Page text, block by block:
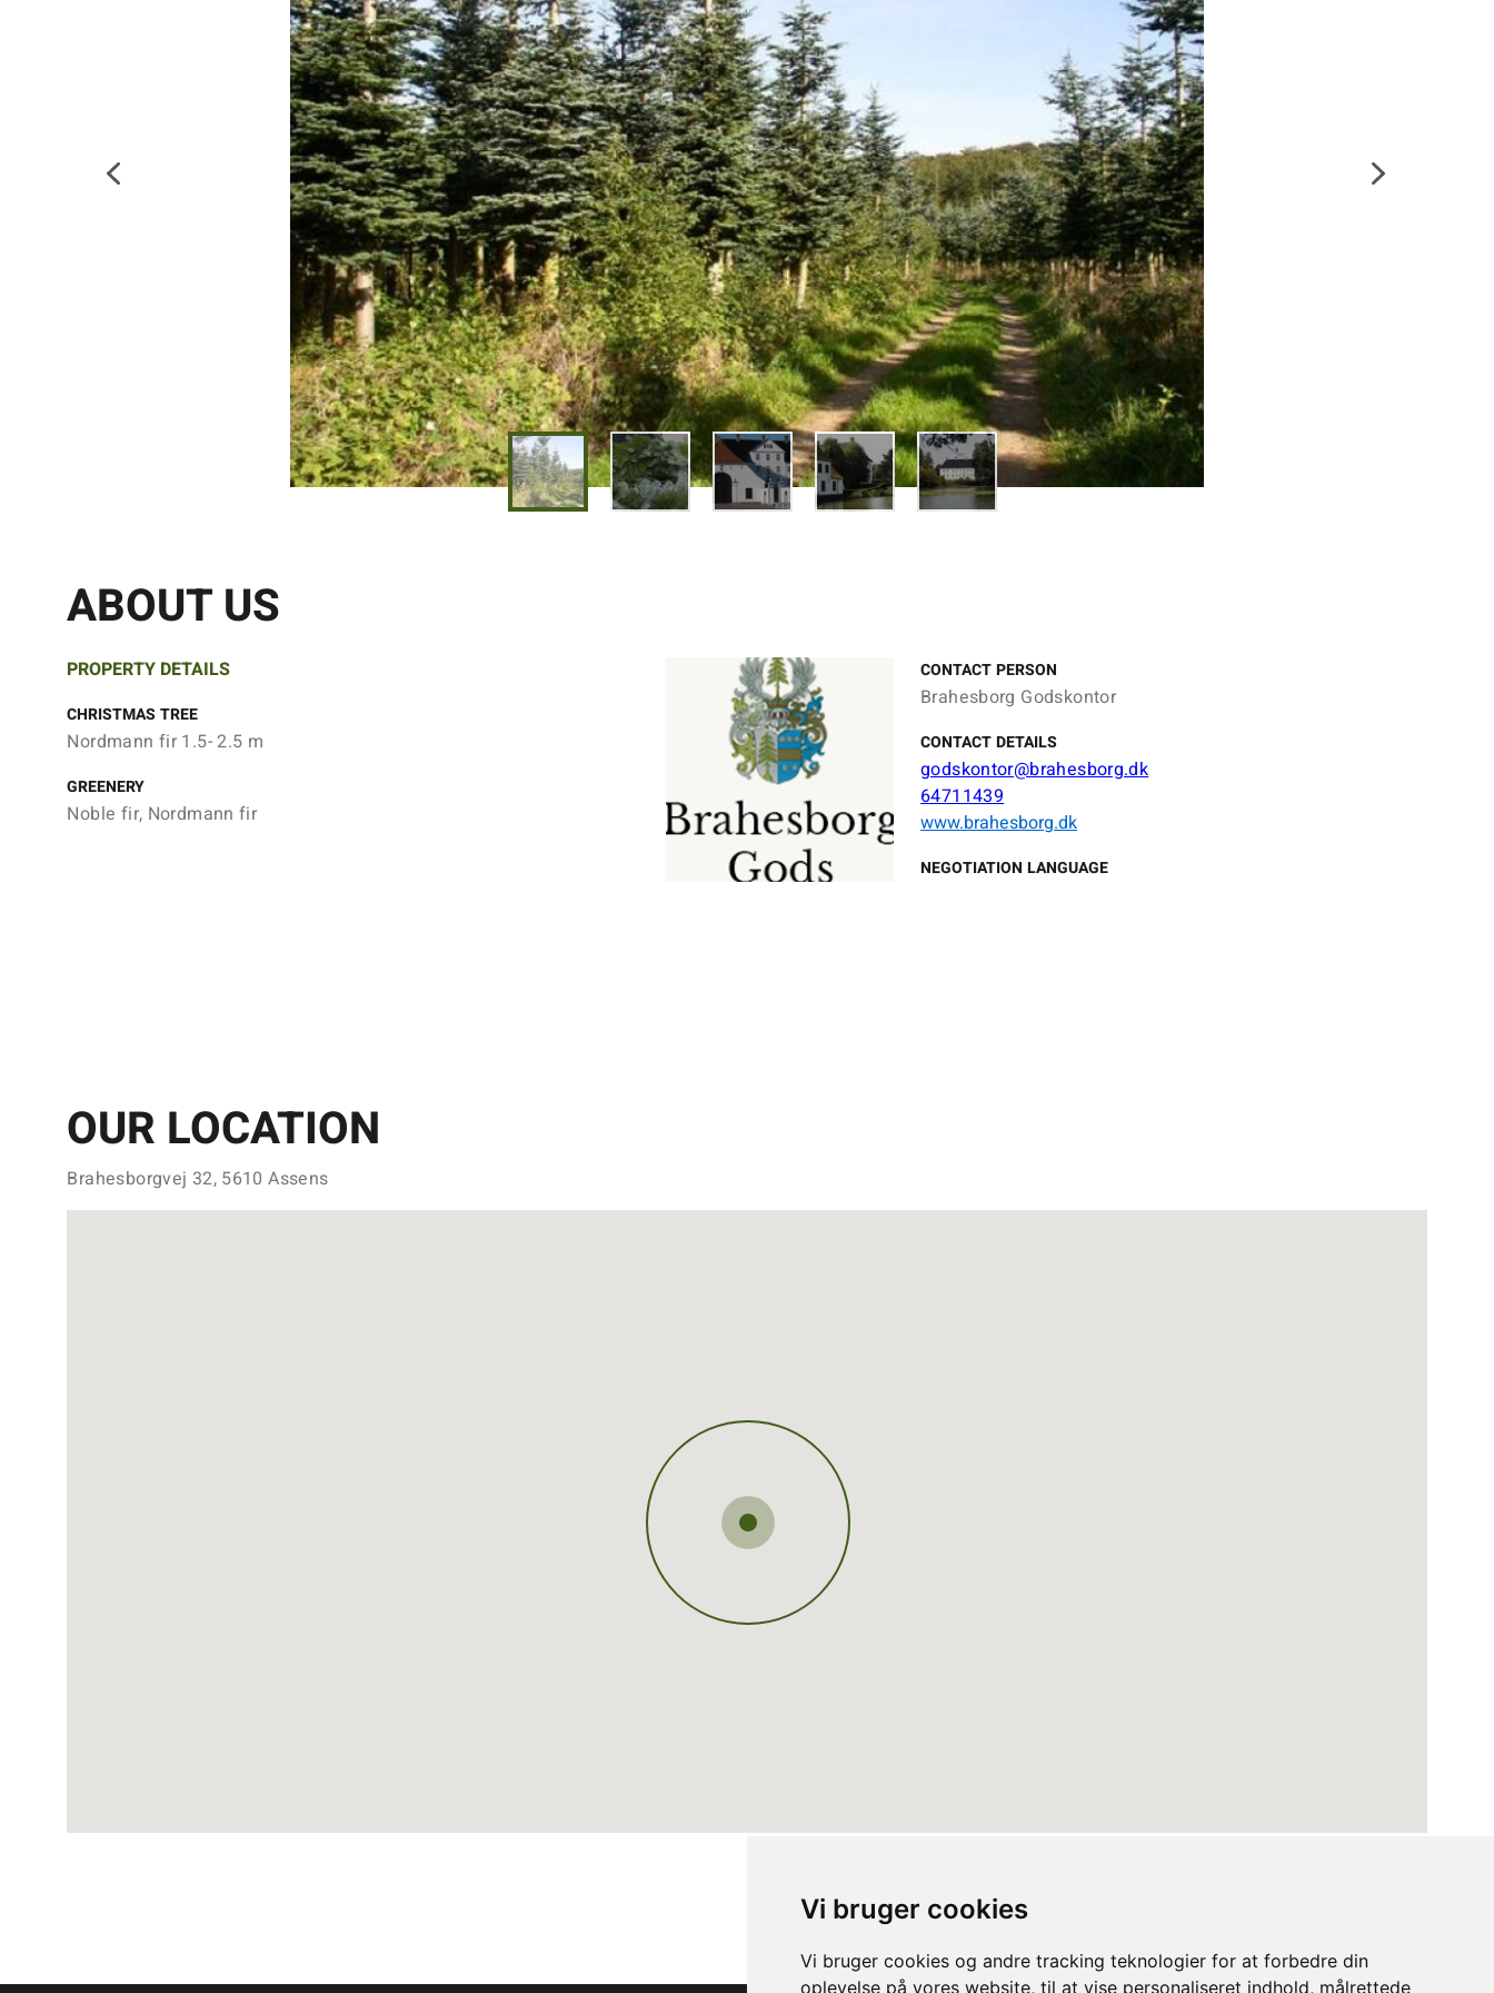
Vi bruger cookies
Vi bruger cookies og andre tracking teknologier for at forbedre din
oplevelse på vores website, til at vise personaliseret indhold, målrettede
ABOUT US
PROPERTY DETAILS
CHRISTMAS TREE
Nordmann fir 1.5- 2.5 m
GREENERY
Noble fir, Nordmann fir
CONTACT PERSON
Brahesborg Godskontor
CONTACT DETAILS
godskontor@brahesborg.dk
64711439
www.brahesborg.dk
NEGOTIATION LANGUAGE
OUR LOCATION
Brahesborgvej 32, 5610 Assens